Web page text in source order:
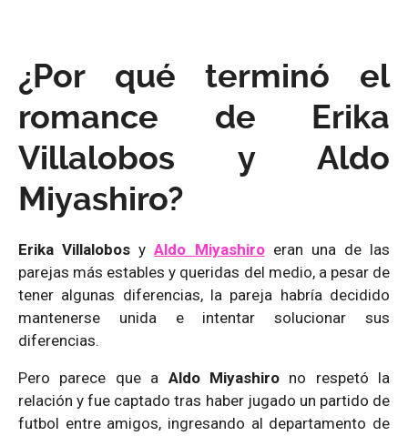
¿Por qué terminó el
romance de Erika
Villalobos y Aldo
Miyashiro?
Erika Villalobos yAldo Miyashiroeran una de las
parejas más estables y queridas del medio, a pesar de
tener algunas diferencias, la pareja habría decidido
mantenerse unida e intentar solucionar sus
diferencias.
Pero parece que a Aldo Miyashirono respetó la
relación y fue captado tras haber jugado un partido de
futbol entre amigos, ingresando al departamento de